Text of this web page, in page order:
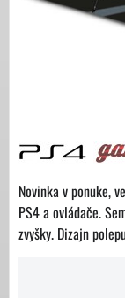
Novinka v ponuke,
PS4 a ovládače.
zvyšky. Dizajn